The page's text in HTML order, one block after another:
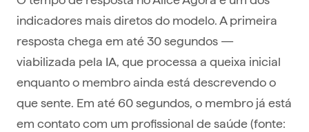
indicadores mais diretos do modelo. A primeira
resposta chega em até 30 segundos —
viabilizada pela IA, que processa a queixa inicial
enquanto o membro ainda está descrevendo o
que sente. Em até 60 segundos, o membro já está
em contato com um profissional de saúde (fonte: